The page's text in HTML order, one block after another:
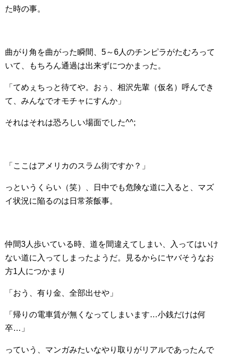
た時の事。
曲がり角を曲がった瞬間、5～6人のチンピラがたむろって
いて、もちろん通過は出来ずにつかまった。
「てめぇちっと待てや。おぅ、相沢先輩（仮名）呼んでき
て、みんなでオモチャにすんか」
それはそれは恐ろしい場面でした^^;
「ここはアメリカのスラム街ですか？」
っというくらい（笑）、日中でも危険な道に入ると、マズ
イ状況に陥るのは日常茶飯事。
仲間3人歩いている時、道を間違えてしまい、入ってはいけ
ない道に入ってしまったようだ。見るからにヤバそうなお
方1人につかまり
「おう、有り金、全部出せや」
「帰りの電車賃が無くなってしまいます…小銭だけは何
卒…」
っていう、マンガみたいなやり取りがリアルであったんで